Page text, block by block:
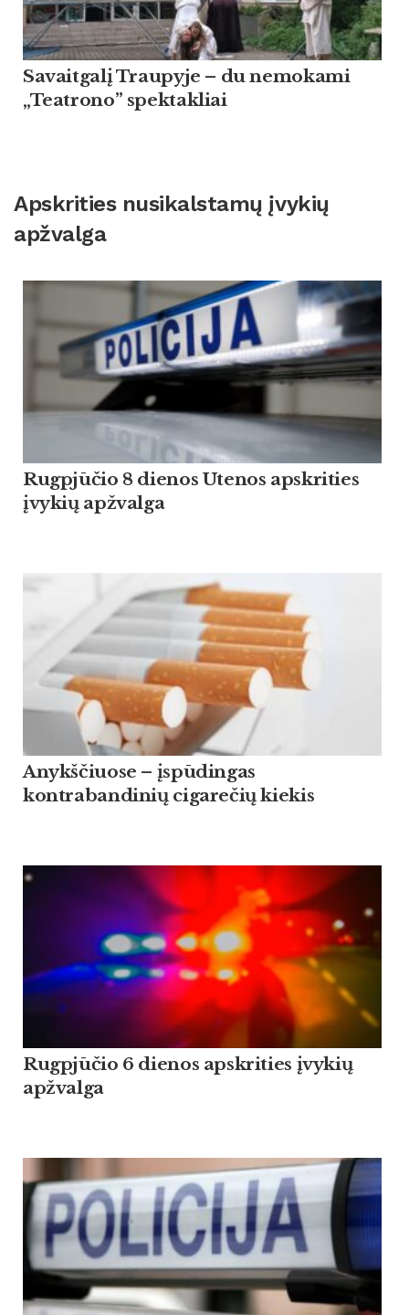
Savaitgalį Traupyje – du nemokami
„Teatrono” spektakliai
Apskrities nusikalstamų įvykių
apžvalga
Rugpjūčio 8 dienos Utenos apskrities
įvykių apžvalga
Anykščiuose – įspūdingas
kontrabandinių cigarečių kiekis
Rugpjūčio 6 dienos apskrities įvykių
apžvalga